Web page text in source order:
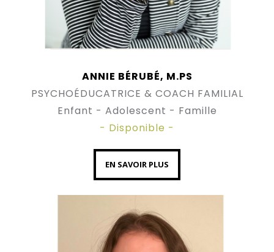
ANNIE BÉRUBÉ, M.PS
PSYCHOÉDUCATRICE & COACH FAMILIAL
Enfant - Adolescent - Famille
- Disponible -
EN SAVOIR PLUS